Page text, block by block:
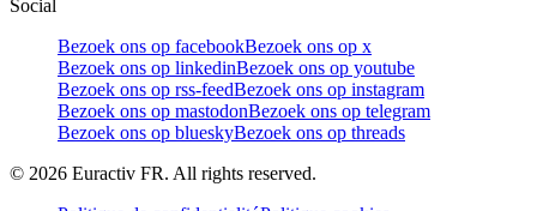
Social
Bezoek ons op facebookBezoek ons op x
Bezoek ons op linkedinBezoek ons op youtube
Bezoek ons op rss-feedBezoek ons op instagram
Bezoek ons op mastodonBezoek ons op telegram
Bezoek ons op blueskyBezoek ons op threads
© 2026 Euractiv FR. All rights reserved.